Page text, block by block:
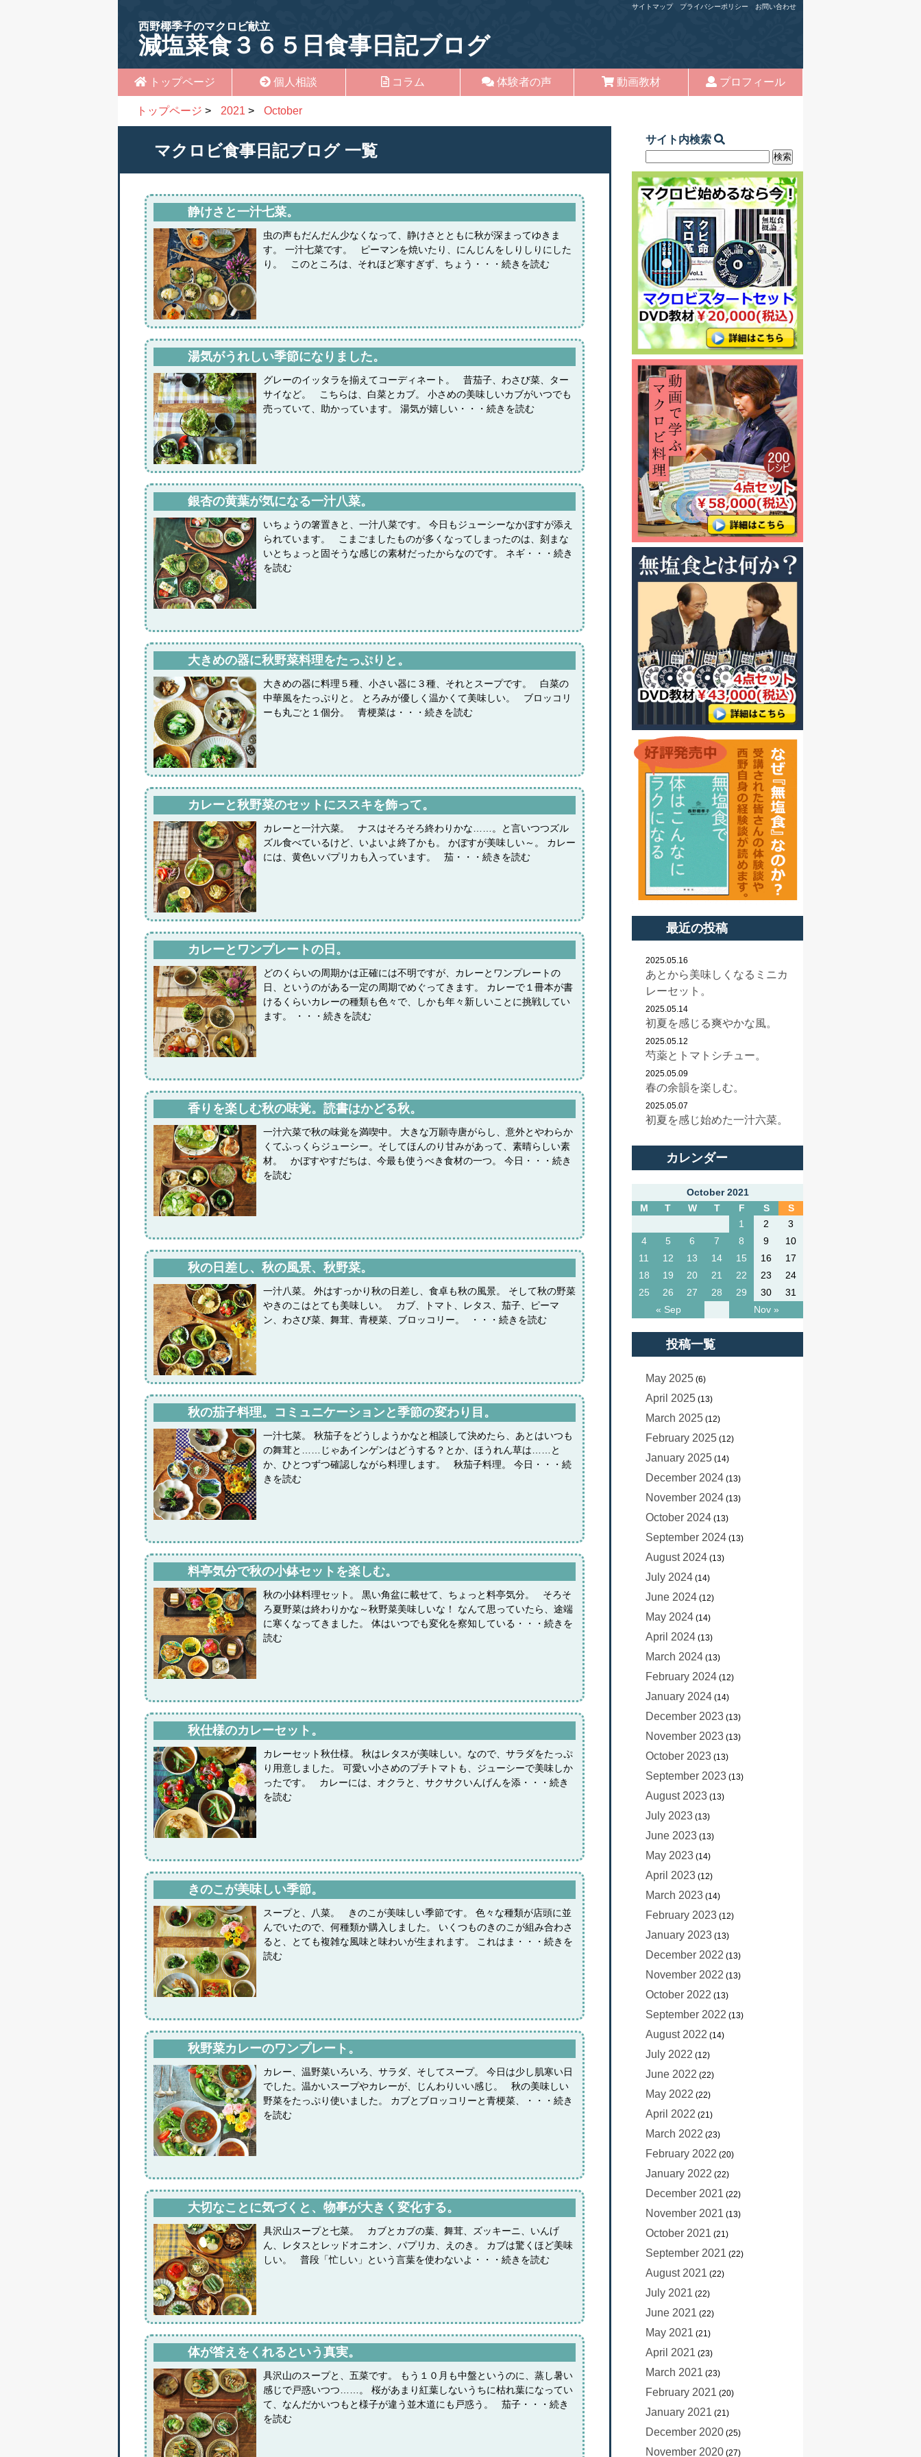
サイトマップ プライバシーポリシー お問い合わせ
西野椰季子のマクロビ献立
減塩菜食３６５日食事日記ブログ
トップページ 個人相談 コラム 体験者の声 動画教材 プロフィール
トップページ > 2021 > October
マクロビ食事日記ブログ一覧
静けさと一汁七菜。
虫の声もだんだん少なくなって、静けさとともに秋が深まってゆきま
す。 一汁七菜です。 ピーマンを焼いたり、にんじんをしりしりにした
り。 このところは、それほど寒すぎず、ちょう・・・続きを読む
湯気がうれしい季節になりました。
グレーのイッタラを揃えてコーディネート。 昔茄子、わさび菜、ター
サイなど。 こちらは、白菜とカブ。 小さめの美味しいカブがいつでも
売っていて、助かっています。 湯気が嬉しい・・・続きを読む
銀杏の黄葉が気になる一汁八菜。
いちょうの箸置きと、一汁八菜です。 今日もジューシーなかぼすが添え
られています。 こまごましたものが多くなってしまったのは、刻まな
いとちょっと固そうな感じの素材だったからなのです。 ネギ・・・続き
を読む
大きめの器に秋野菜料理をたっぷりと。
大きめの器に料理５種、小さい器に３種、それとスープです。 白菜の
中華風をたっぷりと。 とろみが優しく温かくて美味しい。 ブロッコリ
ーも丸ごと１個分。 青梗菜は・・・続きを読む
カレーと秋野菜のセットにススキを飾って。
カレーと一汁六菜。 ナスはそろそろ終わりかな……。と言いつつズル
ズル食べているけど、いよいよ終了かも。 かぼすが美味しい～。 カレー
には、黄色いパプリカも入っています。 茄・・・続きを読む
カレーとワンプレートの日。
どのくらいの周期かは正確には不明ですが、カレーとワンプレートの
日、というのがある一定の周期でめぐってきます。 カレーで１冊本が書
けるくらいカレーの種類も色々で、しかも年々新しいことに挑戦してい
ます。 ・・・続きを読む
香りを楽しむ秋の味覚。読書はかどる秋。
一汁六菜で秋の味覚を満喫中。 大きな万願寺唐がらし、意外とやわらか
くてふっくらジューシー。そしてほんのり甘みがあって、素晴らしい素
材。 かぼすやすだちは、今最も使うべき食材の一つ。 今日・・・続き
を読む
秋の日差し、秋の風景、秋野菜。
一汁八菜。 外はすっかり秋の日差し、食卓も秋の風景。 そして秋の野菜
やきのこはとても美味しい。 カブ、トマト、レタス、茄子、ピーマ
ン、わさび菜、舞茸、青梗菜、ブロッコリー。 ・・・続きを読む
秋の茄子料理。コミュニケーションと季節の変わり目。
一汁七菜。 秋茄子をどうしようかなと相談して決めたら、あとはいつも
の舞茸と……じゃあインゲンはどうする？とか、ほうれん草は……と
か、ひとつずつ確認しながら料理します。 秋茄子料理。 今日・・・続
きを読む
料亭気分で秋の小鉢セットを楽しむ。
秋の小鉢料理セット。 黒い角盆に載せて、ちょっと料亭気分。 そろそ
ろ夏野菜は終わりかな～秋野菜美味しいな！ なんて思っていたら、途端
に寒くなってきました。 体はいつでも変化を察知している・・・続きを
読む
秋仕様のカレーセット。
カレーセット秋仕様。 秋はレタスが美味しい。なので、サラダをたっぷ
り用意しました。 可愛い小さめのプチトマトも、ジューシーで美味しか
ったです。 カレーには、オクラと、サクサクいんげんを添・・・続き
を読む
きのこが美味しい季節。
スープと、八菜。 きのこが美味しい季節です。 色々な種類が店頭に並
んでいたので、何種類か購入しました。 いくつものきのこが組み合わさ
ると、とても複雑な風味と味わいが生まれます。 これはま・・・続きを
読む
秋野菜カレーのワンプレート。
カレー、温野菜いろいろ、サラダ、そしてスープ。 今日は少し肌寒い日
でした。温かいスープやカレーが、じんわりいい感じ。 秋の美味しい
野菜をたっぷり使いました。 カブとブロッコリーと青梗菜、・・・続き
を読む
大切なことに気づくと、物事が大きく変化する。
具沢山スープと七菜。 カブとカブの葉、舞茸、ズッキーニ、いんげ
ん、レタスとレッドオニオン、パプリカ、えのき。 カブは驚くほど美味
しい。 普段「忙しい」という言葉を使わないよ・・・続きを読む
体が答えをくれるという真実。
具沢山のスープと、五菜です。 もう１０月も中盤というのに、蒸し暑い
感じで戸惑いつつ……。 桜があまり紅葉しないうちに枯れ葉になってい
て、なんだかいつもと様子が違う並木道にも戸惑う。 茄子・・・続き
を読む
サイト内検索
最近の投稿
2025.05.16
あとから美味しくなるミニカ
レーセット。
2025.05.14
初夏を感じる爽やかな風。
2025.05.12
芍薬とトマトシチュー。
2025.05.09
春の余韻を楽しむ。
2025.05.07
初夏を感じ始めた一汁六菜。
カレンダー
October 2021
M
T W T F S S
« Sep Nov »
1 2
3
4
5 6 7 8 9
10
11
12 13 14 15 16
17
18
19 20 21 22 23
24
25
26 27 28 29 30 31
投稿一覧
May 2025 (6)
April 2025 (13)
March 2025 (12)
February 2025 (12)
January 2025 (14)
December 2024 (13)
November 2024 (13)
October 2024 (13)
September 2024 (13)
August 2024 (13)
July 2024 (14)
June 2024 (12)
May 2024 (14)
April 2024 (13)
March 2024 (13)
February 2024 (12)
January 2024 (14)
December 2023 (13)
November 2023 (13)
October 2023 (13)
September 2023 (13)
August 2023 (13)
July 2023 (13)
June 2023 (13)
May 2023 (14)
April 2023 (12)
March 2023 (14)
February 2023 (12)
January 2023 (13)
December 2022 (13)
November 2022 (13)
October 2022 (13)
September 2022 (13)
August 2022 (14)
July 2022 (12)
June 2022 (22)
May 2022 (22)
April 2022 (21)
March 2022 (23)
February 2022 (20)
January 2022 (22)
December 2021 (22)
November 2021 (13)
October 2021 (21)
September 2021 (22)
August 2021 (22)
July 2021 (22)
June 2021 (22)
May 2021 (21)
April 2021 (23)
March 2021 (23)
February 2021 (20)
January 2021 (21)
December 2020 (25)
November 2020 (27)